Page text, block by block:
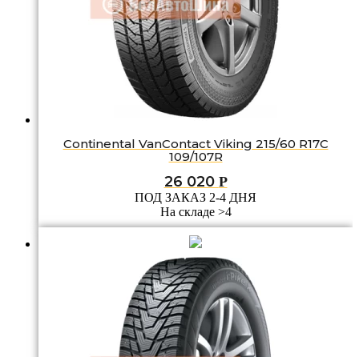
Continental VanContact Viking 215/60 R17C
109/107R
26 020 Р
ПОД ЗАКАЗ 2-4 ДНЯ
На складе >4